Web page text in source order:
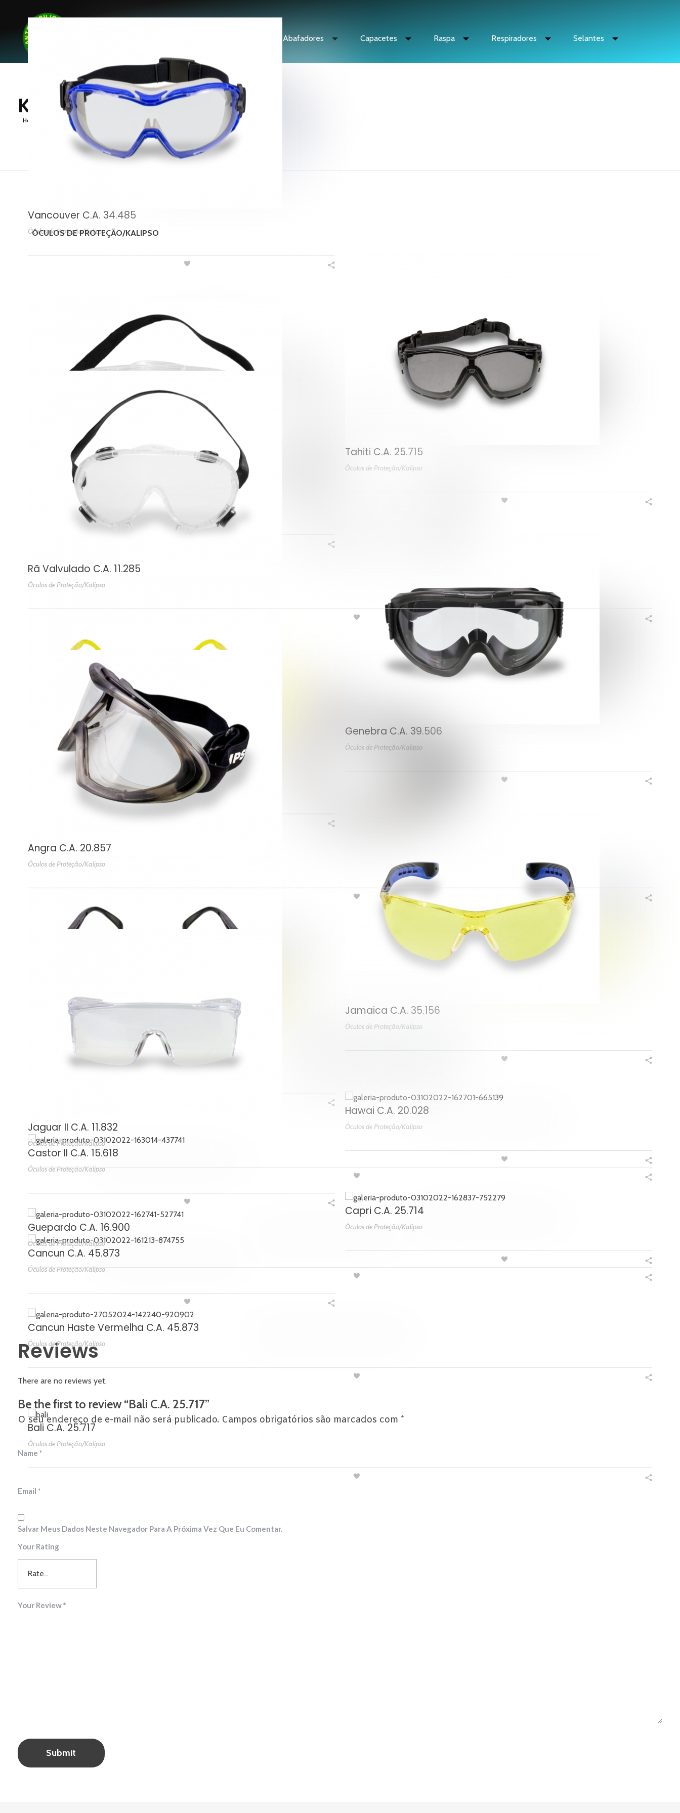
Abafadores Capacetes Raspa Respiradores Selantes
Home Kalipso
Kalipso
ÓCULOS DE PROTEÇÃO/KALIPSO
Vancouver C.A. 34.485
Óculos de Proteção/Kalipso
Rã Perfurado C.A. 44.957
Óculos de Proteção/Kalipso
Panda C.A. 10.344
Óculos de Proteção/Kalipso
Jaguar C.A. 10.346
Óculos de Proteção/Kalipso
Castor II C.A. 15.618
Óculos de Proteção/Kalipso
Cancun C.A. 45.873
Óculos de Proteção/Kalipso
Tahiti C.A. 25.715
Óculos de Proteção/Kalipso
Genebra C.A. 39.506
Óculos de Proteção/Kalipso
Jamaica C.A. 35.156
Óculos de Proteção/Kalipso
Hawai C.A. 20.028
Óculos de Proteção/Kalipso
Capri C.A. 25.714
Óculos de Proteção/Kalipso
Rã Valvulado C.A. 11.285
Óculos de Proteção/Kalipso
Angra C.A. 20.857
Óculos de Proteção/Kalipso
Jaguar II C.A. 11.832
Óculos de Proteção/Kalipso
Guepardo C.A. 16.900
Óculos de Proteção/Kalipso
Cancun Haste Vermelha C.A. 45.873
Óculos de Proteção/Kalipso
Bali C.A. 25.717
Óculos de Proteção/Kalipso
Reviews
There are no reviews yet.
Be the first to review “Bali C.A. 25.717”
O seu endereço de e-mail não será publicado. Campos obrigatórios são marcados com *
Name *
Email *
Salvar Meus Dados Neste Navegador Para A Próxima Vez Que Eu Comentar.
Your Rating
Your Review*